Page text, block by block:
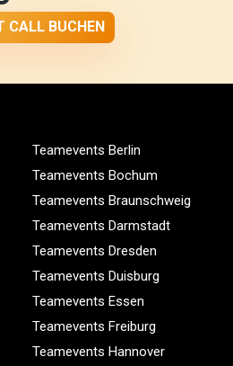
CALL BUCHEN
Teamevents Berlin
Teamevents Bochum
Teamevents Braunschweig
Teamevents Darmstadt
Teamevents Dresden
Teamevents Duisburg
Teamevents Essen
Teamevents Freiburg
Teamevents Hannover